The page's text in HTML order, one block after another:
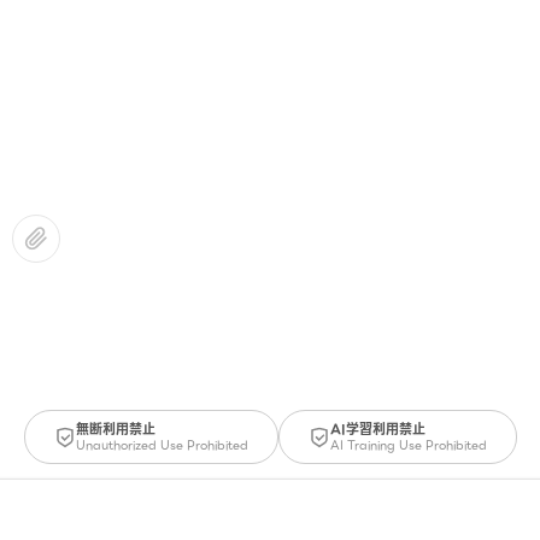
無断利用禁止
Unauthorized Use Prohibited
AI学習利用禁止
AI Training Use Prohibited